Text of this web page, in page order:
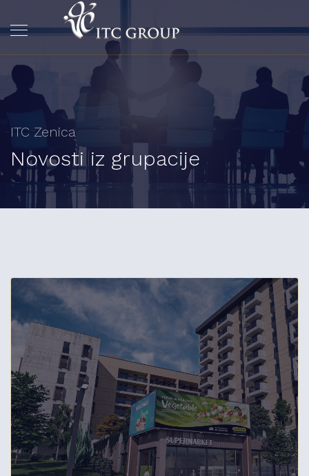
ITC Zenica
Novosti iz grupacije